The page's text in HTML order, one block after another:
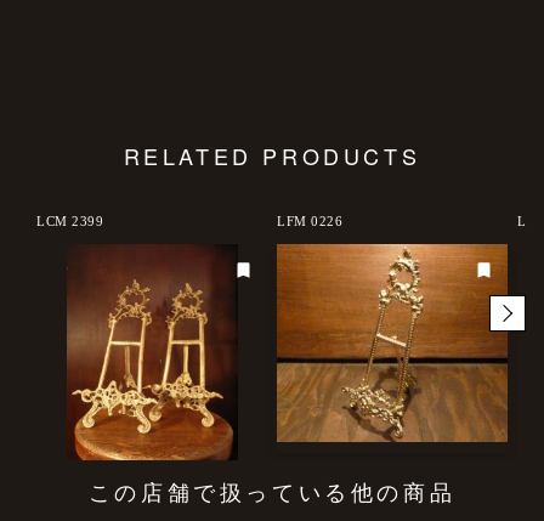
RELATED PRODUCTS
LCM 2399 LFM 0226
この店舗で扱っている他の商品